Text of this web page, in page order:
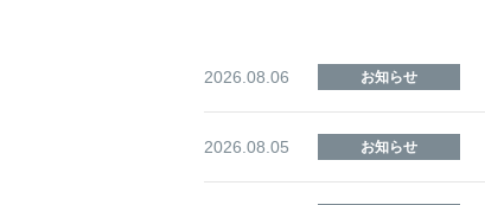
2026.08.06 お知らせ
2026.08.05 お知らせ